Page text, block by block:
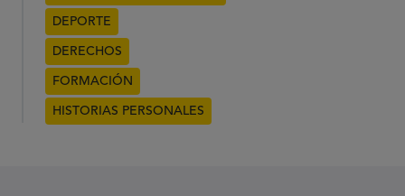
DEPORTE
DERECHOS
FORMACIÓN
HISTORIAS PERSONALES